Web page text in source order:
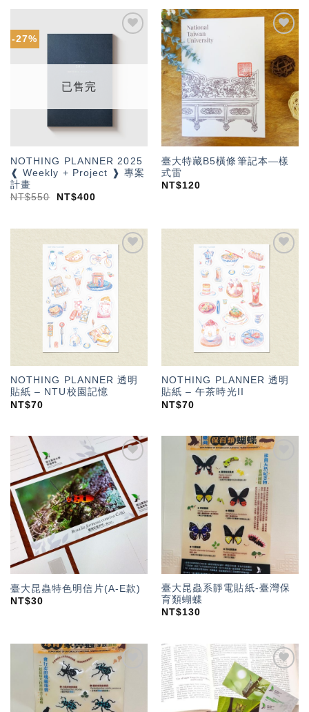
-27%
望輕
已售完
NOTHING PLANNER 2025
❰ Weekly + Project ❱ 專案
計畫
NT$550 NT$400
加入
「願
望輕
單」
臺大特藏B5橫條筆記本—樣
式雷
NT$120
NOTHING PLANNER 透明
貼紙 – NTU校園記憶
NT$70
NOTHING PLANNER 透明
貼紙 – 午茶時光II
NT$70
望輕
單」
臺大昆蟲特色明信片(A-E款)
NT$30
臺大昆蟲系靜電貼紙-臺灣保
育類蝴蝶
NT$130
加入
「願
望輕
單」